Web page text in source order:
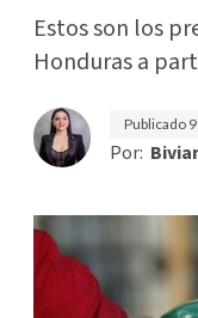
Estos son los
Honduras a
Publicado
Por: